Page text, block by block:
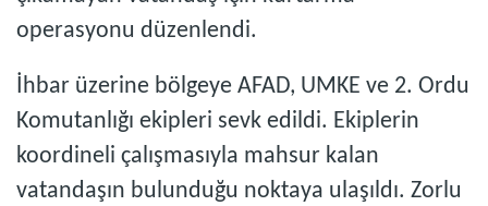
operasyonu düzenlendi.
İhbar üzerine bölgeye AFAD, UMKE ve 2. Ordu
Komutanlığı ekipleri sevk edildi. Ekiplerin
koordineli çalışmasıyla mahsur kalan
vatandaşın bulunduğu noktaya ulaşıldı. Zorlu